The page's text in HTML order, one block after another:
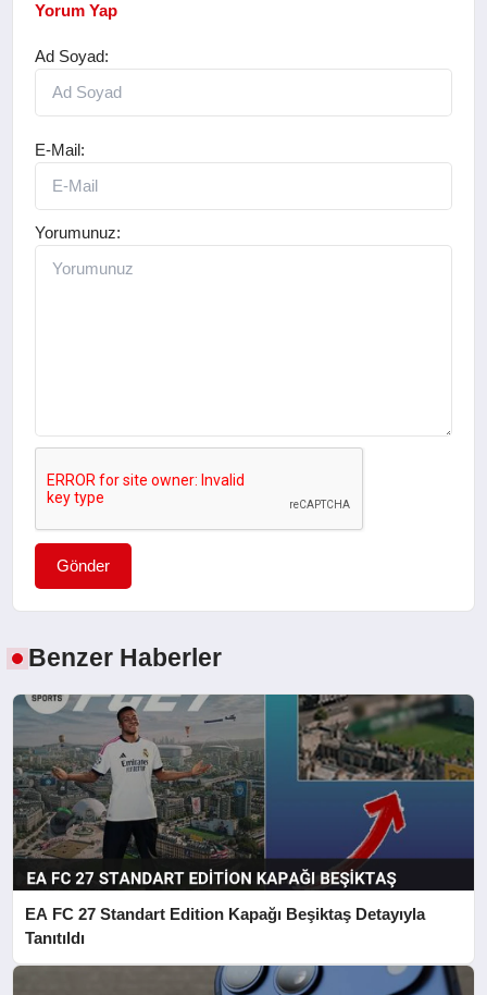
Yorum Yap
Ad Soyad:
E-Mail:
Yorumunuz:
Gönder
Benzer Haberler
EA FC 27 Standart Edition Kapağı Beşiktaş Detayıyla
Tanıtıldı